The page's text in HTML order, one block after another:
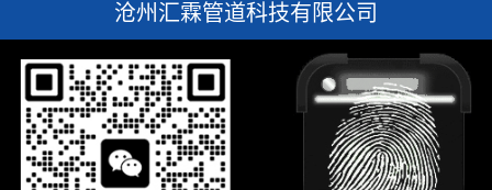
沧州汇霖管道科技有限公司